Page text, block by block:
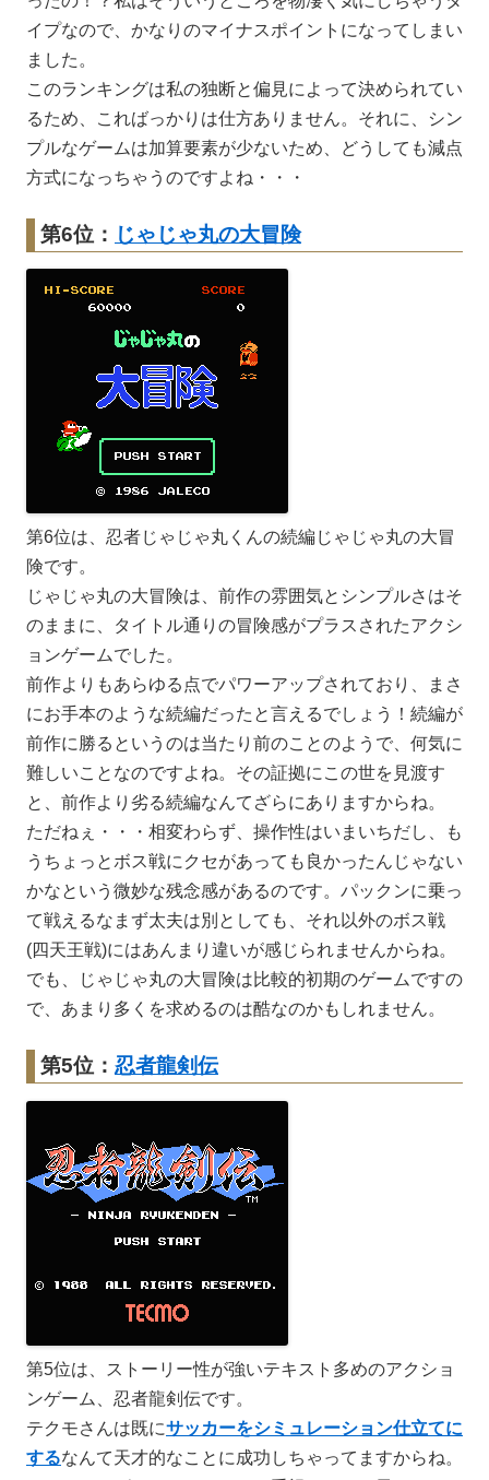
イプなので、かなりのマイナスポイントになってしまい
ました。
このランキングは私の独断と偏見によって決められてい
るため、こればっかりは仕方ありません。それに、シン
プルなゲームは加算要素が少ないため、どうしても減点
方式になっちゃうのですよね・・・
第6位： じゃじゃ丸の大冒険
第6位は、忍者じゃじゃ丸くんの続編じゃじゃ丸の大冒
険です。
じゃじゃ丸の大冒険は、前作の雰囲気とシンプルさはそ
のままに、タイトル通りの冒険感がプラスされたアクシ
ョンゲームでした。
前作よりもあらゆる点でパワーアップされており、まさ
にお手本のような続編だったと言えるでしょう！続編が
前作に勝るというのは当たり前のことのようで、何気に
難しいことなのですよね。その証拠にこの世を見渡す
と、前作より劣る続編なんてざらにありますからね。
ただねぇ・・・相変わらず、操作性はいまいちだし、も
うちょっとボス戦にクセがあっても良かったんじゃない
かなという微妙な残念感があるのです。パックンに乗っ
て戦えるなまず太夫は別としても、それ以外のボス戦
(四天王戦)にはあんまり違いが感じられませんからね。
でも、じゃじゃ丸の大冒険は比較的初期のゲームですの
で、あまり多くを求めるのは酷なのかもしれません。
第5位： 忍者龍剣伝
第5位は、ストーリー性が強いテキスト多めのアクショ
ンゲーム、忍者龍剣伝です。
テクモさんは既にサッカーをシミュレーション仕立てに
するなんて天才的なことに成功しちゃってますからね。